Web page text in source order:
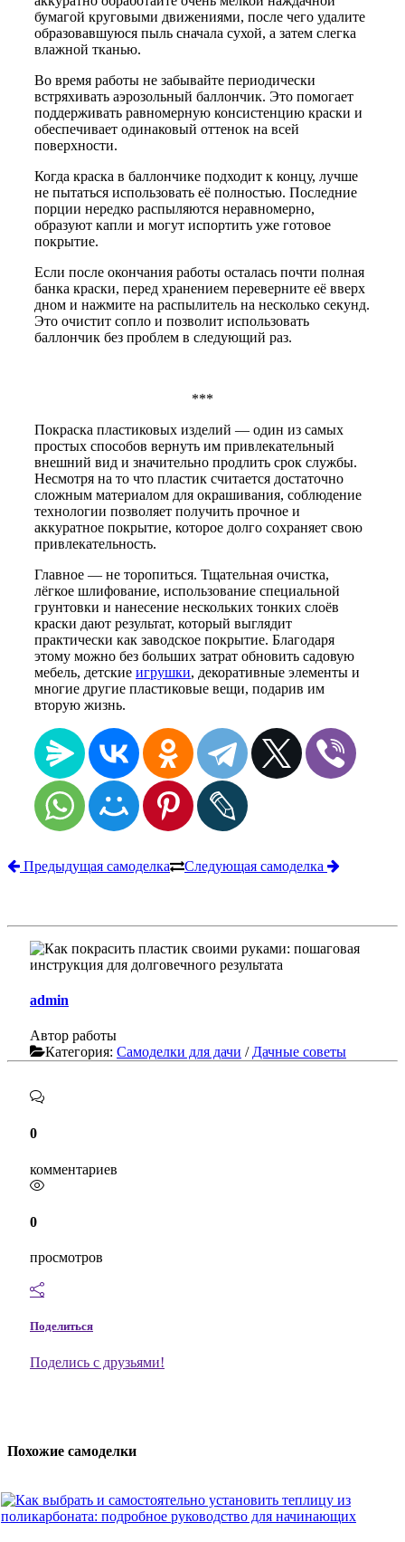
бумагой круговыми движениями, после чего удалите
образовавшуюся пыль сначала сухой, а затем слегка
влажной тканью.
Во время работы не забывайте периодически
встряхивать аэрозольный баллончик. Это помогает
поддерживать равномерную консистенцию краски и
обеспечивает одинаковый оттенок на всей
поверхности.
Когда краска в баллончике подходит к концу, лучше
не пытаться использовать её полностью. Последние
порции нередко распыляются неравномерно,
образуют капли и могут испортить уже готовое
покрытие.
Если после окончания работы осталась почти полная
банка краски, перед хранением переверните её вверх
дном и нажмите на распылитель на несколько секунд.
Это очистит сопло и позволит использовать
баллончик без проблем в следующий раз.
***
Покраска пластиковых изделий — один из самых
простых способов вернуть им привлекательный
внешний вид и значительно продлить срок службы.
Несмотря на то что пластик считается достаточно
сложным материалом для окрашивания, соблюдение
технологии позволяет получить прочное и
аккуратное покрытие, которое долго сохраняет свою
привлекательность.
Главное — не торопиться. Тщательная очистка,
лёгкое шлифование, использование специальной
грунтовки и нанесение нескольких тонких слоёв
краски дают результат, который выглядит
практически как заводское покрытие. Благодаря
этому можно без больших затрат обновить садовую
мебель, детские игрушки, декоративные элементы и
многие другие пластиковые вещи, подарив им
вторую жизнь.
Предыдущая самоделка Следующая самоделка
admin
Автор работы
Категория: Самоделки для дачи / Дачные советы
0
комментариев
0
просмотров
Поделиться
Поделись с друзьями!
Похожие самоделки